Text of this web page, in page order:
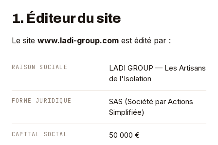
1. Éditeur du site
Le site www.ladi-group.com est édité par :
RAISON SOCIALE
LADI GROUP — Les Artisans
de l'Isolation
FORME JURIDIQUE
SAS (Société par Actions
Simplifiée)
CAPITAL SOCIAL 50 000 €